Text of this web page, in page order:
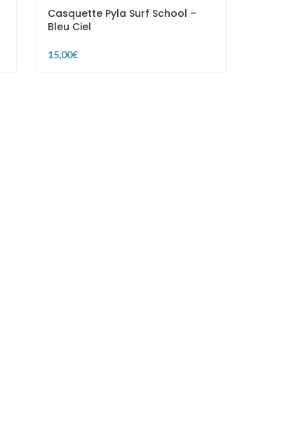
Casquette Pyla Surf School –
Bleu Ciel
15,00€